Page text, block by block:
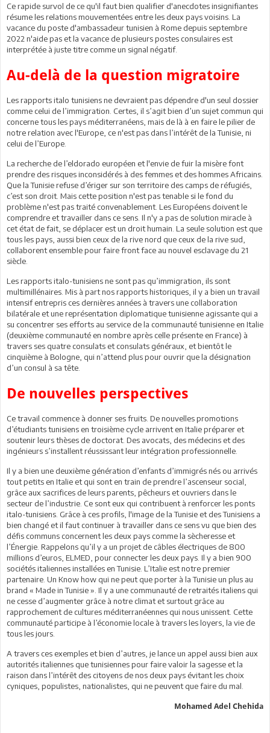
Ce rapide survol de ce qu'il faut bien qualifier d'anecdotes insignifiantes
résume les relations mouvementées entre les deux pays voisins. La
vacance du poste d'ambassadeur tunisien à Rome depuis septembre
2022 n'aide pas et la vacance de plusieurs postes consulaires est
interprétée à juste titre comme un signal négatif.
Au-delà de la question migratoire
Les rapports italo tunisiens ne devraient pas dépendre d'un seul dossier
comme celui de l’immigration. Certes, il s’agit bien d’un sujet commun qui
concerne tous les pays méditerranéens, mais de là à en faire le pilier de
notre relation avec l'Europe, ce n'est pas dans l’intérêt de la Tunisie, ni
celui de l’Europe.
La recherche de l’eldorado européen et l'envie de fuir la misère font
prendre des risques inconsidérés à des femmes et des hommes Africains.
Que la Tunisie refuse d’ériger sur son territoire des camps de réfugiés,
c’est son droit. Mais cette position n'est pas tenable si le fond du
problème n'est pas traité convenablement. Les Européens doivent le
comprendre et travailler dans ce sens. Il n'y a pas de solution miracle à
cet état de fait, se déplacer est un droit humain. La seule solution est que
tous les pays, aussi bien ceux de la rive nord que ceux de la rive sud,
collaborent ensemble pour faire front face au nouvel esclavage du 21
siècle.
Les rapports italo-tunisiens ne sont pas qu’immigration, ils sont
multimillénaires. Mis à part nos rapports historiques, il y a bien un travail
intensif entrepris ces dernières années à travers une collaboration
bilatérale et une représentation diplomatique tunisienne agissante qui a
su concentrer ses efforts au service de la communauté tunisienne en Italie
(deuxième communauté en nombre après celle présente en France) à
travers ses quatre consulats et consulats généraux, et bientôt le
cinquième à Bologne, qui n’attend plus pour ouvrir que la désignation
d’un consul à sa tête.
De nouvelles perspectives
Ce travail commence à donner ses fruits. De nouvelles promotions
d’étudiants tunisiens en troisième cycle arrivent en Italie préparer et
soutenir leurs thèses de doctorat. Des avocats, des médecins et des
ingénieurs s’installent réussissant leur intégration professionnelle.
Il y a bien une deuxième génération d’enfants d’immigrés nés ou arrivés
tout petits en Italie et qui sont en train de prendre l’ascenseur social,
grâce aux sacrifices de leurs parents, pêcheurs et ouvriers dans le
secteur de l’industrie. Ce sont eux qui contribuent à renforcer les ponts
italo-tunisiens. Grâce à ces profils, l'image de la Tunisie et des Tunisiens a
bien changé et il faut continuer à travailler dans ce sens vu que bien des
défis communs concernent les deux pays comme la sècheresse et
l’Énergie. Rappelons qu’il y a un projet de câbles électriques de 800
millions d’euros, ELMED, pour connecter les deux pays. Il y a bien 900
sociétés italiennes installées en Tunisie. L’Italie est notre premier
partenaire. Un Know how qui ne peut que porter à la Tunisie un plus au
brand « Made in Tunisie ». Il y a une communauté de retraités italiens qui
ne cesse d’augmenter grâce à notre climat et surtout grâce au
rapprochement de cultures méditerranéennes qui nous unissent. Cette
communauté participe à l’économie locale à travers les loyers, la vie de
tous les jours.
A travers ces exemples et bien d’autres, je lance un appel aussi bien aux
autorités italiennes que tunisiennes pour faire valoir la sagesse et la
raison dans l’intérêt des citoyens de nos deux pays évitant les choix
cyniques, populistes, nationalistes, qui ne peuvent que faire du mal.
Mohamed Adel Chehida